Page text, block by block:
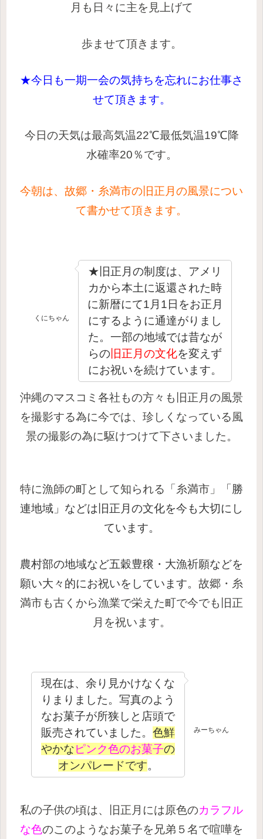
月も日々に主を見上げて
歩ませて頂きます。
★今日も一期一会の気持ちを忘れにお仕事さ
せて頂きます。
今日の天気は最高気温22℃最低気温19℃降
水確率20％です。
今朝は、故郷・糸満市の旧正月の風景につい
て書かせて頂きます。
くにちゃん
★旧正月の制度は、 アメリ
カから本土に返還された時
に新暦にて1月1日をお正月
にするように通達がりまし
た。一部の地域では昔なが
らの 旧正月の文化を変えず
にお祝いを続けています。
沖縄のマスコミ各社もの方々も旧正月の風景
を撮影する為に今では、珍しくなっている風
景の撮影の為に駆けつけて下さいました。
特に漁師の町として知られる 「糸満市」
「勝
連地域」 などは旧正月の文化を今も大切にし
ています。
農村部の地域など五穀豊穣・大漁祈願などを
願い大々的にお祝いをしています。 故郷・糸
満市も古くから漁業で栄えた町で今でも旧正
月を祝います。
みーちゃん
現在は、余り見かけなくな
りまりました。写真のよう
なお菓子が所狭しと店頭で
販売されていました。 色鮮
やかなピンク色のお菓子の
オンパレードです。
私の子供の頃は、旧正月には原色のカラフル
な色のこのようなお菓子を兄弟５名で喧嘩を